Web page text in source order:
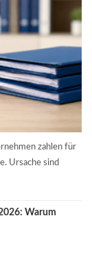
zahlen für
Ursache sind
Warum